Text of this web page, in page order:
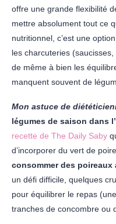
offre une grande flexibilité
mettre absolument tout ce
nutritionnel, c’est une
les charcuteries
de même à bien les
manquent souvent de
Mon astuce de
légumes de saison dans
recette de The Daily Saby
d’incorporer du vert de
consommer des
un défi difficile, quelques
pour équilibrer le repas
tranches de concombre ou